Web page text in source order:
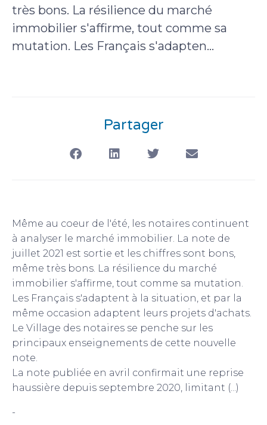
très bons. La résilience du marché
immobilier s'affirme, tout comme sa
mutation. Les Français s'adapten...
Partager
Même au coeur de l'été, les notaires continuent
à analyser le marché immobilier. La note de
juillet 2021 est sortie et les chiffres sont bons,
même très bons. La résilience du marché
immobilier s'affirme, tout comme sa mutation.
Les Français s'adaptent à la situation, et par la
même occasion adaptent leurs projets d'achats.
Le Village des notaires se penche sur les
principaux enseignements de cette nouvelle
note.
La note publiée en avril confirmait une reprise
haussière depuis septembre 2020, limitant (...)
-